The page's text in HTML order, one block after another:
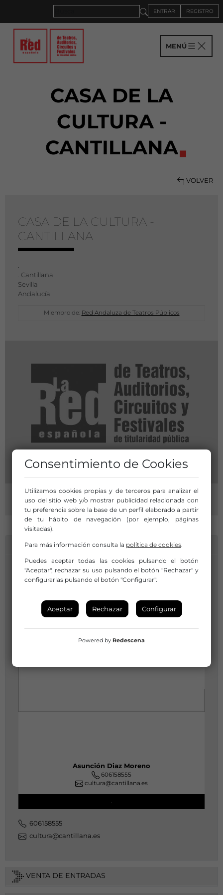
ENTRAR REGISTRO
MENÚ
CASA DE LA
CULTURA -
CANTILLANA
VOLVER
CASA DE LA CULTURA -
CANTILLANA
.
. Cantillana
Sevilla
Andalucía
Miembro de: Red Andaluza de Teatros Públicos
INFORMACIÓN DE CONTACTO
Asunción Diaz Moreno
606158555
cultura@cantillana.es
.
606158555
cultura@cantillana.es
VENTA DE ENTRADAS
Consentimiento de Cookies
Utilizamos cookies propias y de terceros para analizar el
uso del sitio web y/o mostrar publicidad relacionada con
tu preferencia sobre la base de un perfil elaborado a partir
de tu hábito de navegación (por ejemplo, páginas
visitadas).
Para más información consulta la política de cookies.
Puedes aceptar todas las cookies pulsando el botón
"Aceptar", rechazar su uso pulsando el botón "Rechazar" y
configurarlas pulsando el botón "Configurar".
Aceptar Rechazar Configurar
Powered by Redescena